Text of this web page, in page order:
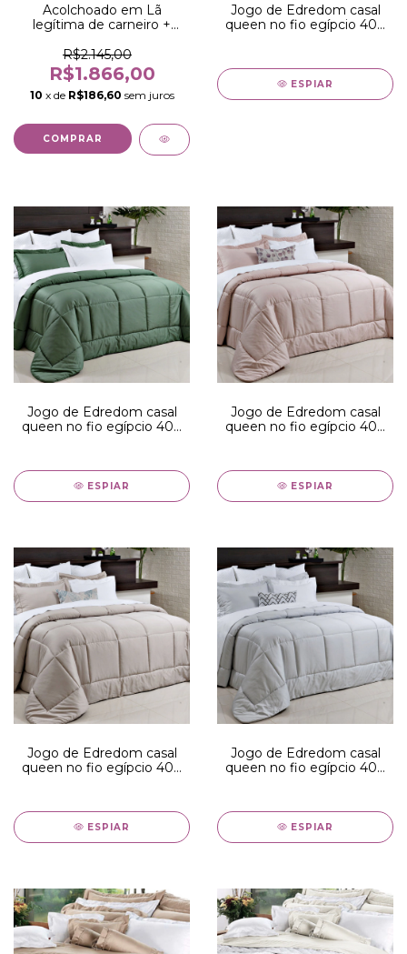
Acolchoado em Lã
legítima de carneiro +
edredom casal em lã de
carneiro
R$2.145,00
R$1.866,00
10 x de R$186,60 sem juros
Jogo de Edredom casal
queen no fio egípcio 400
ESPIAR
Jogo de Edredom casal
queen no fio egípcio 400
ESPIAR
Jogo de Edredom casal
queen no fio egípcio 400
ESPIAR
Jogo de Edredom casal
queen no fio egípcio 400
ESPIAR
Jogo de Edredom casal
queen no fio egípcio 400
ESPIAR